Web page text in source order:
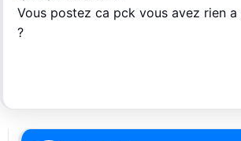
Vous postez ca pck vous avez rien
?